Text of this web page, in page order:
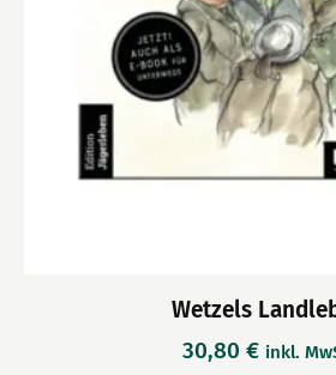
Wetzels
30,80 € inkl.